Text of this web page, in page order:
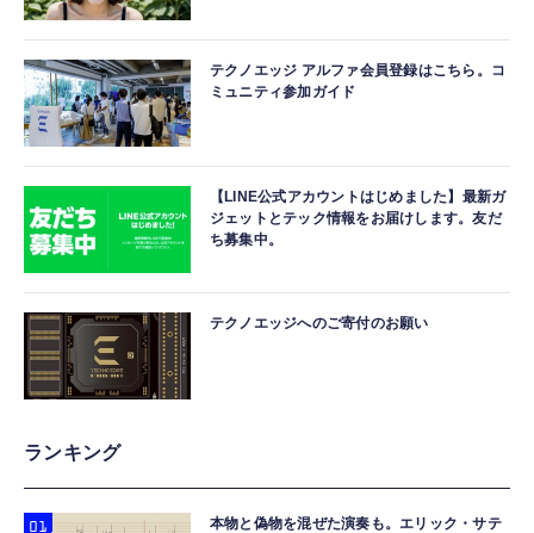
テクノエッジ アルファ会員登録はこちら。コ
ミュニティ参加ガイド
【LINE公式アカウントはじめました】最新ガ
ジェットとテック情報をお届けします。友だ
ち募集中。
テクノエッジへのご寄付のお願い
ランキング
本物と偽物を混ぜた演奏も。エリック・サテ